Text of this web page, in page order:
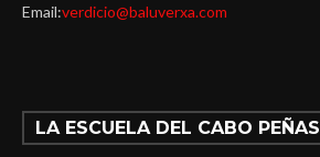
Email:verdicio@baluverxa.com
LA ESCUELA DEL CABO PEÑAS